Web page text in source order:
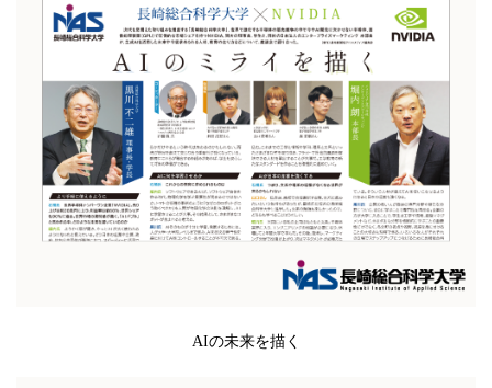
AIの未来を描く